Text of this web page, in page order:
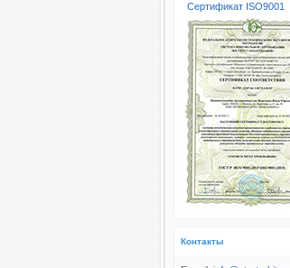
Сертификат ISO9001
Контакты